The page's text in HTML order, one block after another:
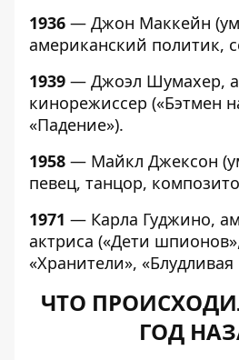
1936 — Джон Маккейн (
американский политик,
1939 — Джоэл Шумахер,
кинорежиссер («Бэтмен
«Падение»).
1958 — Майкл Джексон
певец, танцор,
1971 — Карла Гуджино,
актриса («Дети
«Хранители»,
ЧТО
ГОД